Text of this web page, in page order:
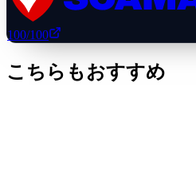
100/100
こちらもおすすめ